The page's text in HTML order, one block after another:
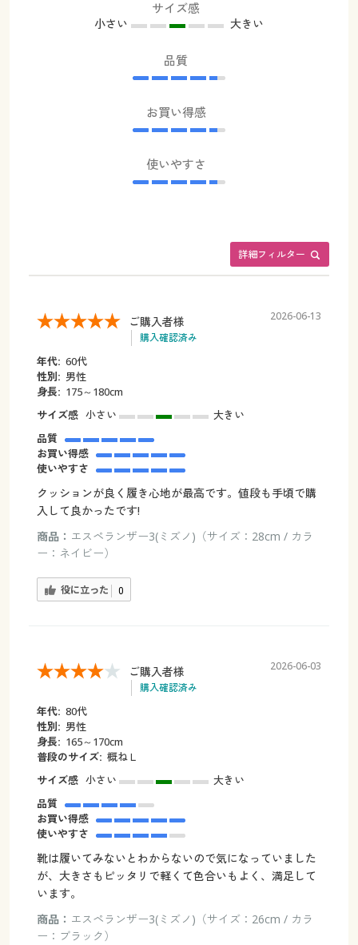
サイズ感
小さい 大きい
品質
お買い得感
使いやすさ
詳細フィルター
ご購入者様
購入確認済み
2026-06-13
年代: 60代
性別: 男性
身長: 175～180cm
サイズ感 小さい
大きい
品質
お買い得感
使いやすさ
クッションが良く履き心地が最高です。値段も手頃で購
入して良かったです!
商品： エスペランザー3(ミズノ)（サイズ：28cm / カラ
ー：ネイビー）
役に立った 0
ご購入者様
購入確認済み
2026-06-03
年代: 80代
性別: 男性
身長: 165～170cm
普段のサイズ: 概ねＬ
サイズ感 小さい
大きい
品質
お買い得感
使いやすさ
靴は履いてみないとわからないので気になっていました
が、大きさもピッタリで軽くて色合いもよく、満足して
います。
商品： エスペランザー3(ミズノ)（サイズ：26cm / カラ
ー：ブラック）